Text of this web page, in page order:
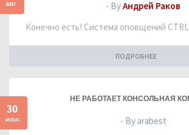
авг - ByАндрей Раков
Конечно есть! Система оповщений
ПОДРОБНЕЕ
30
июл
НЕ РАБОТАЕТ КОНСОЛЬНАЯ
- By arabest